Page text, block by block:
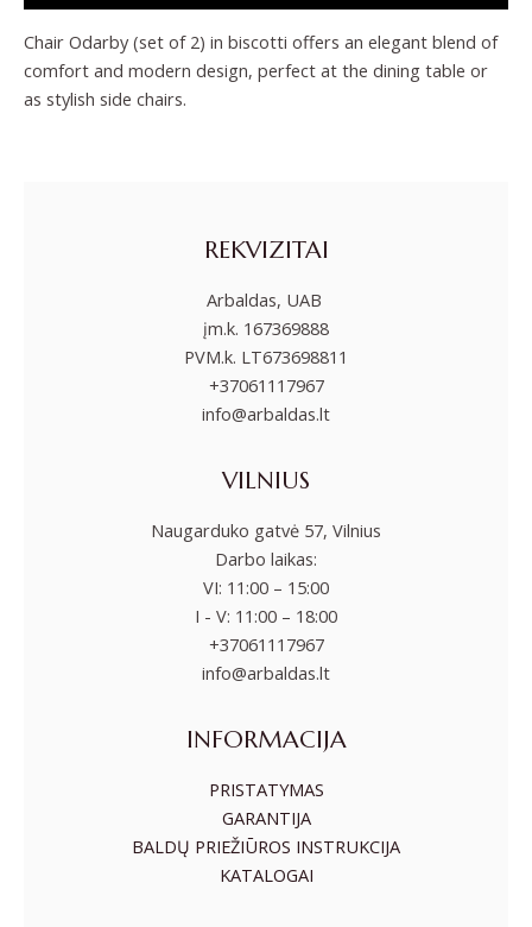
Chair Odarby (set of 2) in biscotti offers an elegant blend of
comfort and modern design, perfect at the dining table or
as stylish side chairs.
REKVIZITAI
Arbaldas, UAB
įm.k. 167369888
PVM.k. LT673698811
+37061117967
info@arbaldas.lt
VILNIUS
Naugarduko gatvė 57, Vilnius
Darbo laikas:
VI: 11:00 – 15:00
I - V: 11:00 – 18:00
+37061117967
info@arbaldas.lt
INFORMACIJA
PRISTATYMAS
GARANTIJA
BALDŲ PRIEŽIŪROS INSTRUKCIJA
KATALOGAI